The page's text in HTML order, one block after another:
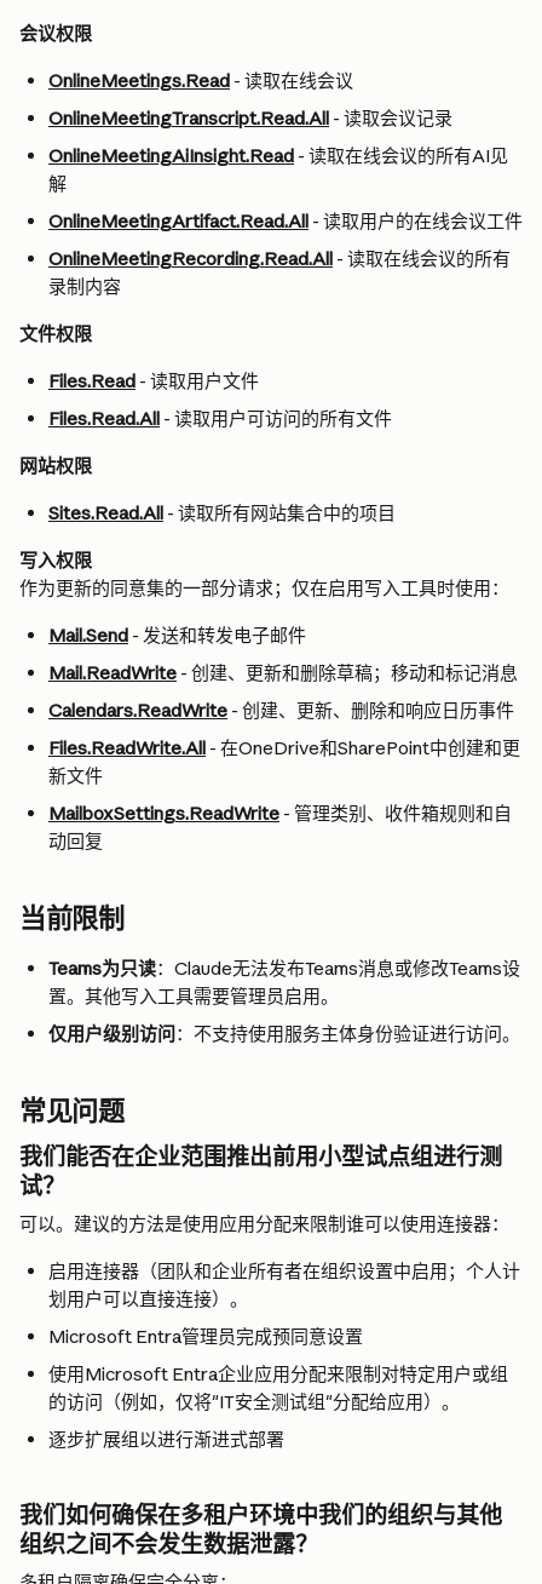
会议权限
OnlineMeetings.Read - 读取在线会议
OnlineMeetingTranscript.Read.All - 读取会议记录
OnlineMeetingAiInsight.Read - 读取在线会议的所有AI见
解
OnlineMeetingArtifact.Read.All - 读取用户的在线会议工件
OnlineMeetingRecording.Read.All - 读取在线会议的所有
录制内容
文件权限
Files.Read - 读取用户文件
Files.Read.All - 读取用户可访问的所有文件
网站权限
Sites.Read.All - 读取所有网站集合中的项目
写入权限
作为更新的同意集的一部分请求；仅在启用写入工具时使用：
Mail.Send - 发送和转发电子邮件
Mail.ReadWrite - 创建、更新和删除草稿；移动和标记消息
Calendars.ReadWrite - 创建、更新、删除和响应日历事件
Files.ReadWrite.All - 在OneDrive和SharePoint中创建和更
新文件
MailboxSettings.ReadWrite - 管理类别、收件箱规则和自
动回复
当前限制
Teams为只读：Claude无法发布Teams消息或修改Teams设
置。其他写入工具需要管理员启用。
仅用户级别访问：不支持使用服务主体身份验证进行访问。
常见问题
我们能否在企业范围推出前用小型试点组进行测
试？
可以。建议的方法是使用应用分配来限制谁可以使用连接器：
启用连接器（团队和企业所有者在组织设置中启用；个人计
划用户可以直接连接）。
Microsoft Entra管理员完成预同意设置
使用Microsoft Entra企业应用分配来限制对特定用户或组
的访问（例如，仅将"IT安全测试组"分配给应用）。
逐步扩展组以进行渐进式部署
我们如何确保在多租户环境中我们的组织与其他
组织之间不会发生数据泄露？